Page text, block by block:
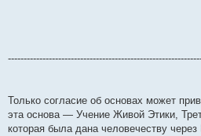
Только согласие об основах может
эта основа — Учение Живой Этики,
которая была дана человечеству